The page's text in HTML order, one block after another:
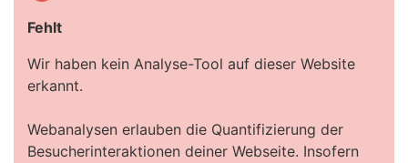
Fehlt
Wir haben kein Analyse-Tool auf dieser Website
erkannt.
Webanalysen erlauben die Quantifizierung der
Besucherinteraktionen deiner Webseite. Insofern